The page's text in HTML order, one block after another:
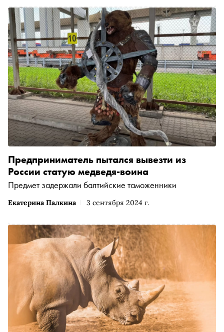
Екатерина Палкина 3 сентября 2024 г.
Предприниматель пытался вывезти из
России статую медведя-воина
Предмет задержали балтийские таможенники